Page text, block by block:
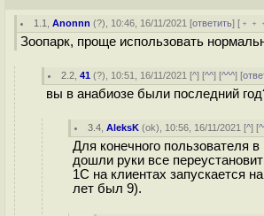
1.1 ,Anonnn (?), 10:46, 16/11/2021 [ответить] [
Зоопарк, проще использовать
2.2 ,41 (?), 10:51, 16/11/2021 [^] [^^] [^^^] [
вы в анабиозе были последний
3.4 ,AleksK (ok), 10:56, 16/11/2021 [^] [
Для конечного пользователя
дошли руки все
1С на клиентах запускается
лет был 9).